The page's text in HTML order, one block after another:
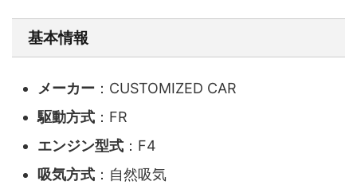
基本情報
メーカー ：CUSTOMIZED CAR
駆動方式 ：FR
エンジン型式 ：F4
吸気方式 ：自然吸気